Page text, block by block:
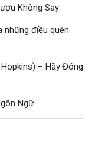
Không Say
những điều quên
– Hãy Đóng
Ngữ